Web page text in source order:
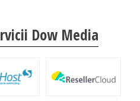
Dow Media